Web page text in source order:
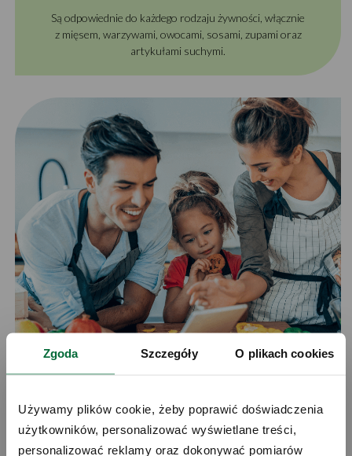
Zgoda Szczegóły O plikach cookies
Używamy plików cookie, żeby poprawić doświadczenia
użytkowników, personalizować wyświetlane treści,
personalizować reklamy oraz dokonywać pomiarów
Są odpowiednie do każdego rodzaju żywności, włącznie
z mięsem, warzywami, owocami, sosami, zupami oraz
artykułami suchymi.